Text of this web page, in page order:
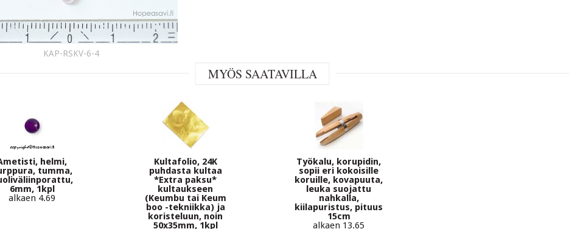
KAP-RSKV-6-4
MYÖS SAATAVILLA
helmi,
tumma,
6mm, 1kpl
alkaen 4.69
Kultafolio, 24K
puhdasta kultaa
*Extra paksu*
kultaukseen
(Keumbu tai Keum
boo -tekniikka) ja
koristeluun, noin
50x35mm, 1kpl
Työkalu, korupidin,
sopii eri kokoisille
koruille, kovapuuta,
leuka suojattu
nahkalla,
kiilapuristus, pituus
15cm
alkaen 13.65